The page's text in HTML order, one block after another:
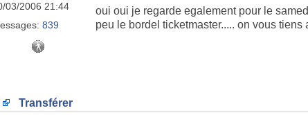
03/2006 21:44
839
oui oui je regarde egalement pour le
peu le bordel ticketmaster..... on vous tiens
Transférer